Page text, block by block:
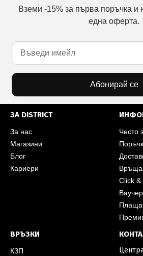
Вземи -15% за първа поръчка и
една оферта.
Абонирай се
ЗА DISTRICT
За нас
Магазини
Блог
Кариери
Често
Click &
ВРЪЗКИ
КЗП